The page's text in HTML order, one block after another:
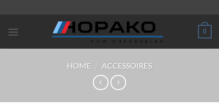
inhoud
0
HOME / ACCESSOIRES